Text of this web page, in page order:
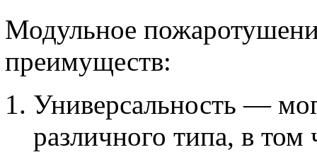
Модульное
преимуществ:
Универсальность —
различного типа, в том